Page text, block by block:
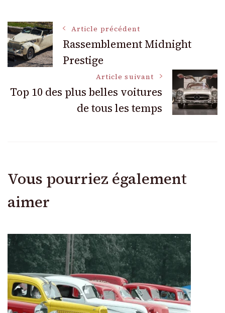
Navigation
des
articles
Article précédent
Rassemblement Midnight
Prestige
Article suivant
Top 10 des plus belles voitures
de tous les temps
Vous pourriez également
aimer